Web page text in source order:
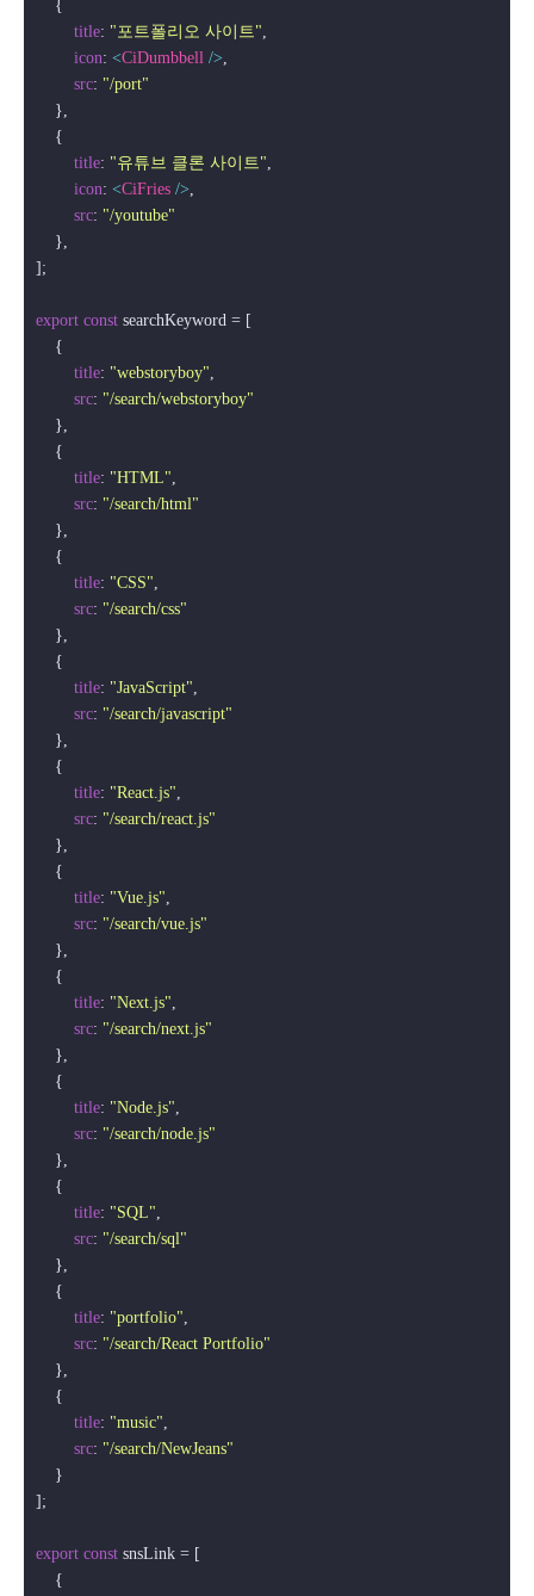
    {
title: "포트폴리오 사이트",
icon: <CiDumbbell />,
src: "/port"
    },
    {
title: "유튜브 클론 사이트",
icon: <CiFries />,
src: "/youtube"
    },
];
export const searchKeyword = [
    {
title: "webstoryboy",
src: "/search/webstoryboy"
    },
    {
title: "HTML",
src: "/search/html"
    },
    {
title: "CSS",
src: "/search/css"
    },
    {
title: "JavaScript",
src: "/search/javascript"
    },
    {
title: "React.js",
src: "/search/react.js"
    },
    {
title: "Vue.js",
src: "/search/vue.js"
    },
    {
title: "Next.js",
src: "/search/next.js"
    },
    {
title: "Node.js",
src: "/search/node.js"
    },
    {
title: "SQL",
src: "/search/sql"
    },
    {
title: "portfolio",
src: "/search/React Portfolio"
    },
    {
title: "music",
src: "/search/NewJeans"
    }
];
export const snsLink = [
    {